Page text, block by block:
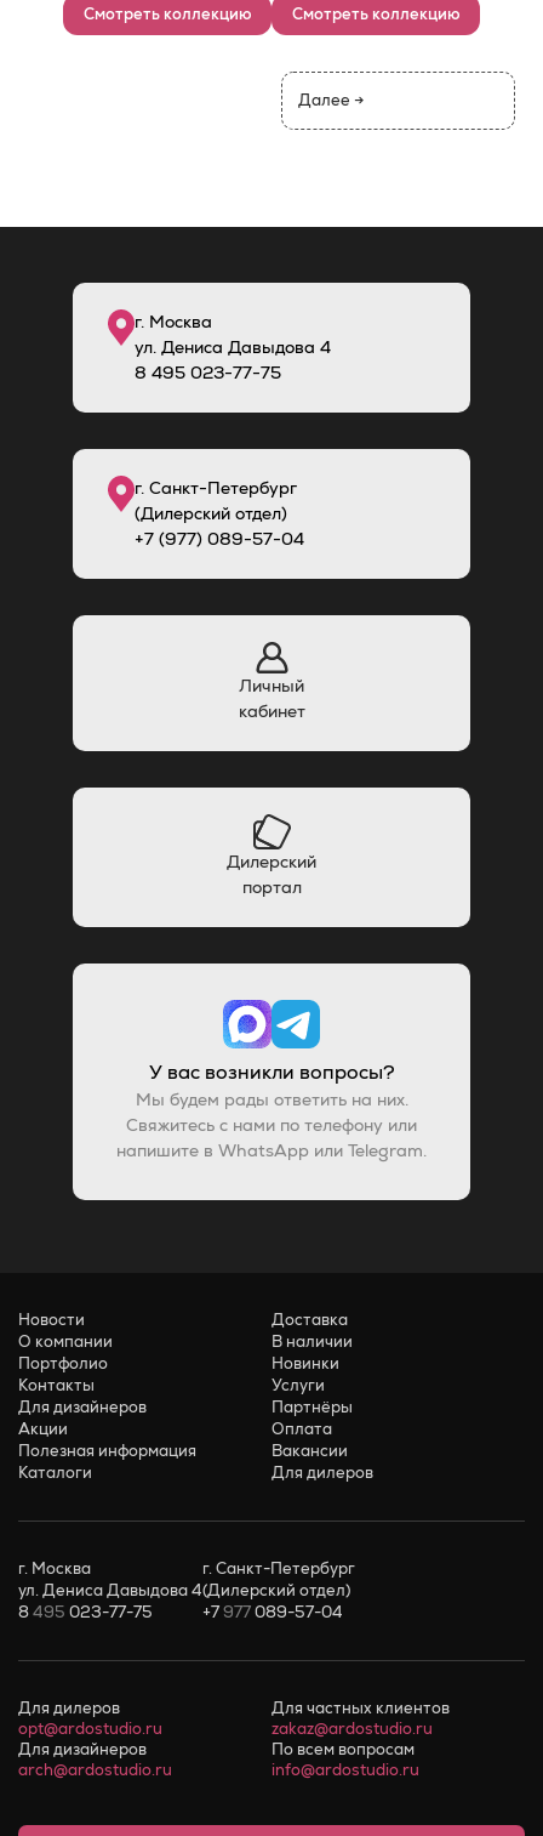
Смотреть коллекцию Смотреть коллекцию
Далее →
г. Москва
ул. Дениса Давыдова 4
8 495 023-77-75
г. Санкт-Петербург
(Дилерский отдел)
+7 (977) 089-57-04
Личный
кабинет
Дилерский
портал
У вас возникли вопросы?
Мы будем рады ответить на них.
Свяжитесь с нами по телефону или
напишите в WhatsApp или Telegram.
Новости
О компании
Портфолио
Контакты
Для дизайнеров
Акции
Полезная информация
Каталоги
Доставка
В наличии
Новинки
Услуги
Партнёры
Оплата
Вакансии
Для дилеров
г. Москва
ул. Дениса Давыдова 4
8495 023-77-75
г. Санкт-Петербург
(Дилерский отдел)
+7977089-57-04
Для дилеров
opt@ardostudio.ru
Для частных клиентов
zakaz@ardostudio.ru
Для дизайнеров
arch@ardostudio.ru
По всем вопросам
info@ardostudio.ru